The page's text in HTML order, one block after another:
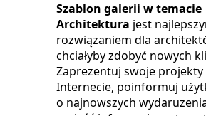
Szablon galerii w temacie
Architektura jest
rozwiązaniem dla
chciałyby zdobyć nowych
Zaprezentuj swoje projekty
Internecie, poinformuj
o najnowszych